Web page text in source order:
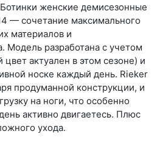
женские демисезонные
— сочетание максимального
материалов и
Модель разработана с учетом
актуален в этом сезоне) и
носке каждый день. Ri­eker
продуманной конструкции, и
на ноги, что особенно
активно двигаетесь. Плюс
ухода.